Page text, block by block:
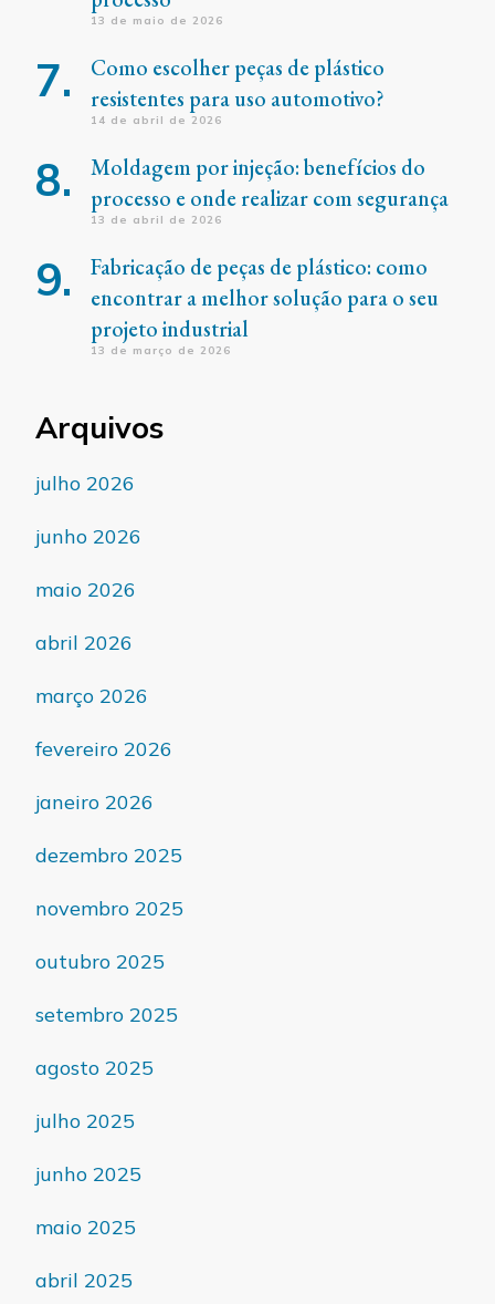
13 de maio de 2026
Como escolher peças de plástico
resistentes para uso automotivo?
14 de abril de 2026
Moldagem por injeção: benefícios do
processo e onde realizar com segurança
13 de abril de 2026
Fabricação de peças de plástico: como
encontrar a melhor solução para o seu
projeto industrial
13 de março de 2026
Arquivos
julho 2026
junho 2026
maio 2026
abril 2026
março 2026
fevereiro 2026
janeiro 2026
dezembro 2025
novembro 2025
outubro 2025
setembro 2025
agosto 2025
julho 2025
junho 2025
maio 2025
abril 2025